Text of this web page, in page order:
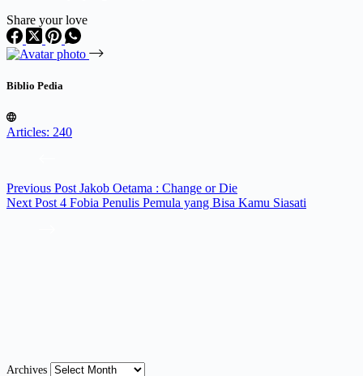
Share your love
Biblio Pedia
Articles: 240
Previous Post Jakob Oetama : Change or Die
Next Post 4 Fobia Penulis Pemula yang Bisa Kamu Siasati
Archives